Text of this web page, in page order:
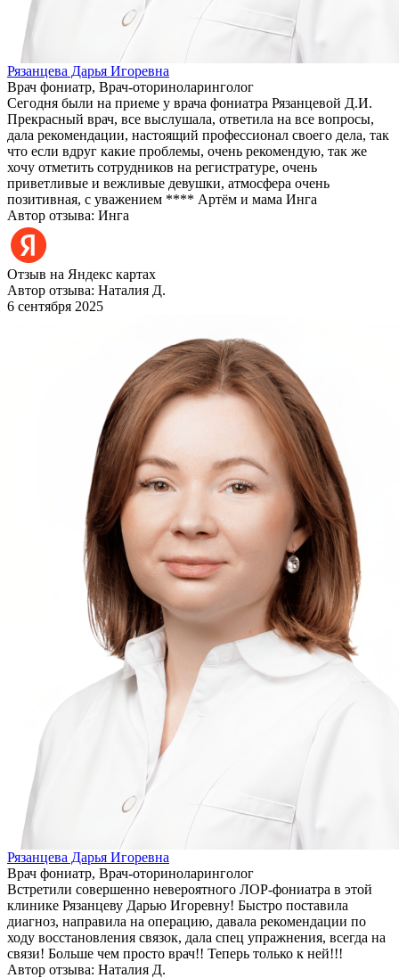
Рязанцева Дарья Игоревна
Врач фониатр, Врач-оториноларинголог
Сегодня были на приеме у врача фониатра Рязанцевой Д.И.
Прекрасный врач, все выслушала, ответила на все вопросы,
дала рекомендации, настоящий профессионал своего дела, так
что если вдруг какие проблемы, очень рекомендую, так же
хочу отметить сотрудников на регистратуре, очень
приветливые и вежливые девушки, атмосфера очень
позитивная, с уважением **** Артём и мама Инга
Автор отзыва: Инга
Отзыв на Яндекс картах
Автор отзыва: Наталия Д.
6 сентября 2025
Рязанцева Дарья Игоревна
Врач фониатр, Врач-оториноларинголог
Встретили совершенно невероятного ЛОР-фониатра в этой
клинике Рязанцеву Дарью Игоревну! Быстро поставила
диагноз, направила на операцию, давала рекомендации по
ходу восстановления связок, дала спец упражнения, всегда на
связи! Больше чем просто врач!! Теперь только к ней!!!
Автор отзыва: Наталия Д.